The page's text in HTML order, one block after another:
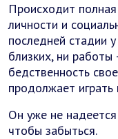
Происходит
личности и
последней стадии
близких, ни
бедственность
продолжает
Он уже не
чтобы забыться.